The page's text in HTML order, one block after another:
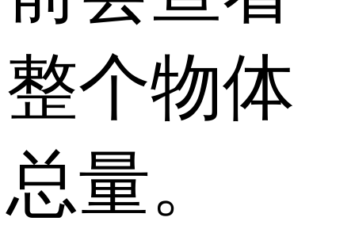
整个物体
总量。